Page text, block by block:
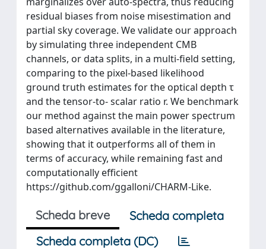
residual biases from noise misestimation and
partial sky coverage. We validate our approach
by simulating three independent CMB
channels, or data splits, in a multi-field setting,
comparing to the pixel-based likelihood
ground truth estimates for the optical depth τ
and the tensor-to- scalar ratio r. We benchmark
our method against the main power spectrum
based alternatives available in the literature,
showing that it outperforms all of them in
terms of accuracy, while remaining fast and
computationally efficient
https://github.com/ggalloni/CHARM-Like.
Scheda breve
Scheda completa
Scheda completa (DC)